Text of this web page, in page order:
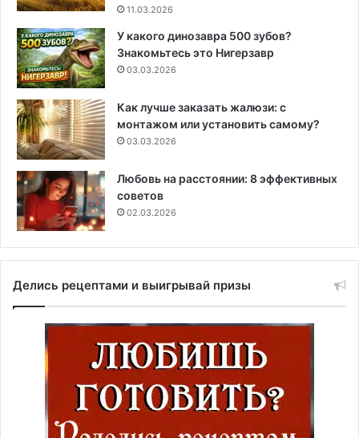
11.03.2026
У какого динозавра 500 зубов?
Знакомьтесь это Нигерзавр
03.03.2026
Как лучше заказать жалюзи: с
монтажом или установить самому?
03.03.2026
Любовь на расстоянии: 8 эффективных
советов
02.03.2026
Делись рецептами и выигрывай призы